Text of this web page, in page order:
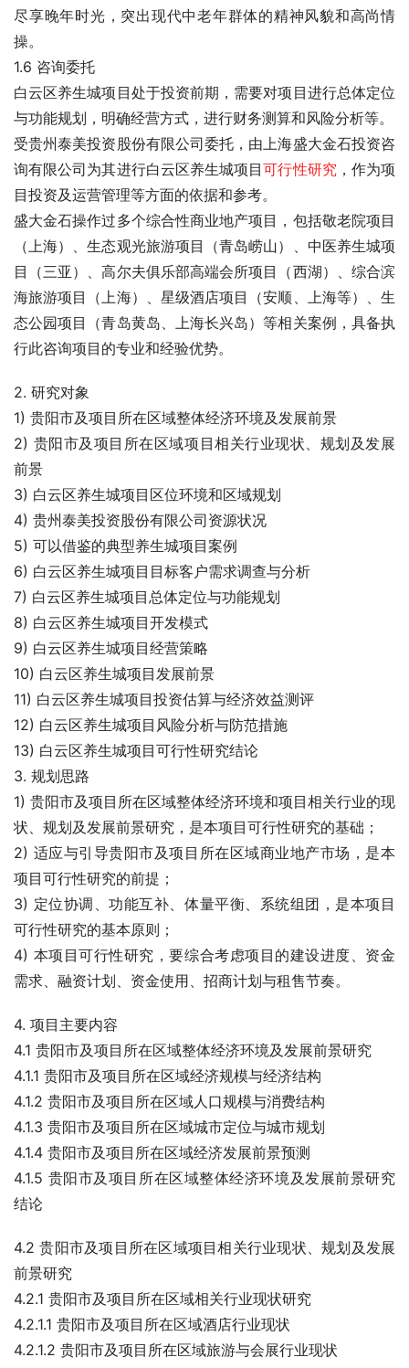
尽享晚年时光，突出现代中老年群体的精神风貌和高尚情
操。
1.6 咨询委托
白云区养生城项目处于投资前期，需要对项目进行总体定位
与功能规划，明确经营方式，进行财务测算和风险分析等。
受贵州泰美投资股份有限公司委托，由上海盛大金石投资咨
询有限公司为其进行白云区养生城项目可行性研究，作为项
目投资及运营管理等方面的依据和参考。
盛大金石操作过多个综合性商业地产项目，包括敬老院项目
（上海）、生态观光旅游项目（青岛崂山）、中医养生城项
目（三亚）、高尔夫俱乐部高端会所项目（西湖）、综合滨
海旅游项目（上海）、星级酒店项目（安顺、上海等）、生
态公园项目（青岛黄岛、上海长兴岛）等相关案例，具备执
行此咨询项目的专业和经验优势。
2. 研究对象
1) 贵阳市及项目所在区域整体经济环境及发展前景
2) 贵阳市及项目所在区域项目相关行业现状、规划及发展
前景
3) 白云区养生城项目区位环境和区域规划
4) 贵州泰美投资股份有限公司资源状况
5) 可以借鉴的典型养生城项目案例
6) 白云区养生城项目目标客户需求调查与分析
7) 白云区养生城项目总体定位与功能规划
8) 白云区养生城项目开发模式
9) 白云区养生城项目经营策略
10) 白云区养生城项目发展前景
11) 白云区养生城项目投资估算与经济效益测评
12) 白云区养生城项目风险分析与防范措施
13) 白云区养生城项目可行性研究结论
3. 规划思路
1) 贵阳市及项目所在区域整体经济环境和项目相关行业的现
状、规划及发展前景研究，是本项目可行性研究的基础；
2) 适应与引导贵阳市及项目所在区域商业地产市场，是本
项目可行性研究的前提；
3) 定位协调、功能互补、体量平衡、系统组团，是本项目
可行性研究的基本原则；
4) 本项目可行性研究，要综合考虑项目的建设进度、资金
需求、融资计划、资金使用、招商计划与租售节奏。
4. 项目主要内容
4.1 贵阳市及项目所在区域整体经济环境及发展前景研究
4.1.1 贵阳市及项目所在区域经济规模与经济结构
4.1.2 贵阳市及项目所在区域人口规模与消费结构
4.1.3 贵阳市及项目所在区域城市定位与城市规划
4.1.4 贵阳市及项目所在区域经济发展前景预测
4.1.5 贵阳市及项目所在区域整体经济环境及发展前景研究
结论
4.2 贵阳市及项目所在区域项目相关行业现状、规划及发展
前景研究
4.2.1 贵阳市及项目所在区域相关行业现状研究
4.2.1.1 贵阳市及项目所在区域酒店行业现状
4.2.1.2 贵阳市及项目所在区域旅游与会展行业现状